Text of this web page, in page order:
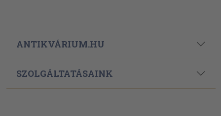
ANTIKVÁRIUM.HU
SZOLGÁLTATÁSAINK